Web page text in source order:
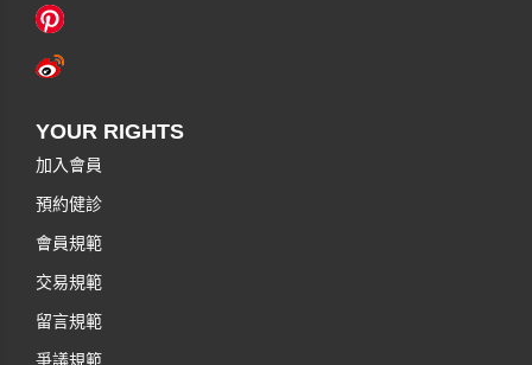
YOUR RIGHTS
加入會員
預約健診
會員規範
交易規範
留言規範
爭議規範